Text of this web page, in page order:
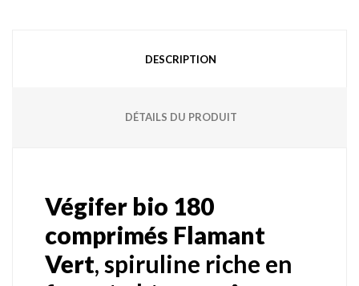
DESCRIPTION
DÉTAILS DU PRODUIT
Végifer bio 180
comprimés Flamant
Vert, spiruline riche en